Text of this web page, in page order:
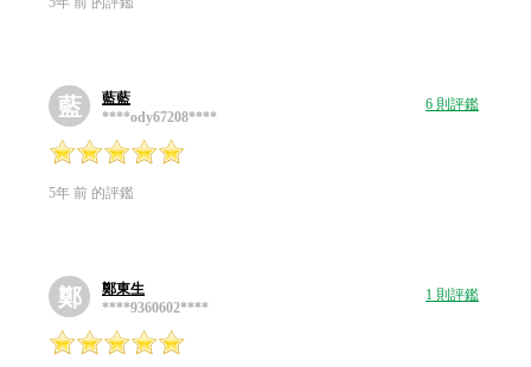
藍
藍藍
****ody67208****
6 則評鑑
5年 前 的評鑑
鄭
鄭東生
****9360602****
1 則評鑑